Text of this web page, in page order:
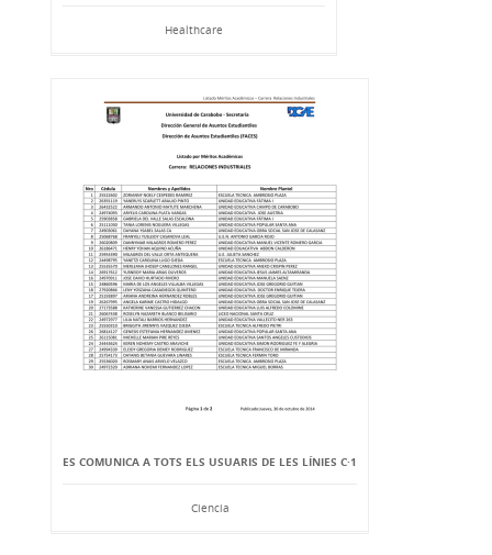
Healthcare
ES COMUNICA A TOTS ELS USUARIS DE LES LÍNIES C·1
Ciencia